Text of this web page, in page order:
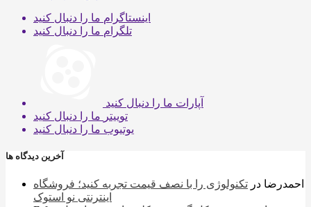
اینستاگرام ما را دنبال کنید
تلگرام ما را دنبال کنید
آپارات ما را دنبال کنید
توییتر ما را دنبال کنید
یوتیوب ما را دنبال کنید
آخرین دیدگاه ها
احمدرضا در تکنولوژی را با نصف قیمت تجربه کنید؛ فروشگاه
اینترنتی نو استوک